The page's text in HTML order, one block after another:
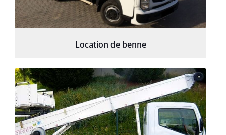
Location de benne